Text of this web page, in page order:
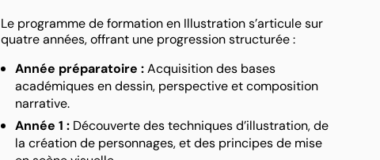
Le programme de formation en Illustration s’articule sur
quatre années, offrant une progression structurée :
Année préparatoire :Acquisition des bases
académiques en dessin, perspective et composition
narrative.
Année 1 : Découverte des techniques d’illustration, de
la création de personnages, et des principes de mise